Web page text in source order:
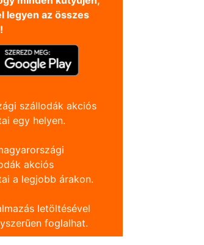
legyen az összes
szállodák akciós
egy helyen.
akciós
a legjobb árakon.
letöltésével
foglalhat.